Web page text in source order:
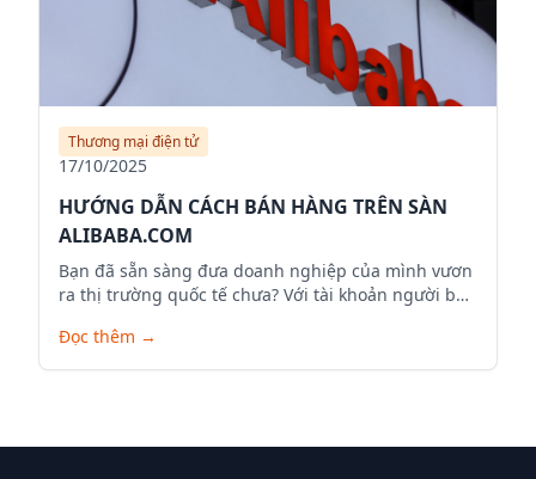
Thương mại điện tử
17/10/2025
HƯỚNG DẪN CÁCH BÁN HÀNG TRÊN SÀN
ALIBABA.COM
Bạn đã sẵn sàng đưa doanh nghiệp của mình vươn
ra thị trường quốc tế chưa? Với tài khoản người bán
doanh, tiếp cận hàng triệu khách hàng tiềm năng
trên toàn cầu và đưa sản phẩm của mình ra thế
Đọc thêm →